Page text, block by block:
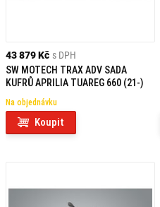
43 879 Kč s DPH
SW MOTECH TRAX ADV SADA
KUFRŮ APRILIA TUAREG 660 (21-)
Na objednávku
Koupit